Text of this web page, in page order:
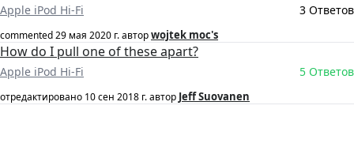
Apple iPod Hi-Fi 3 Ответов
commented29 мая 2020 г.авторwojtek moc's
How do I pull one of these apart?
Apple iPod Hi-Fi 5 Ответов
отредактировано 10 сен 2018 г.автор Jeff Suovanen